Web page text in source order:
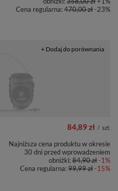
Cena regularna:470,00 zł-23%
84,89 zł / szt.
Najniższa cena produktu w okresie
30 dni przed wprowadzeniem
obniżki:84,90 zł-1%
Cena regularna:99,99 zł-15%
+ Dodaj do porównania